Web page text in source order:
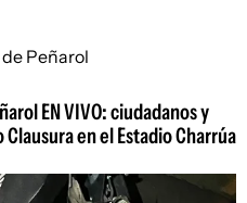
EN VIVO: ciudadanos y
en el Estadio Charrúa